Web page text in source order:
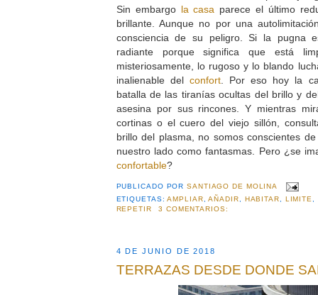
Sin embargo la casa parece el último
brillante. Aunque no por una
consciencia de su peligro. Si la pugna
radiante porque significa que está
misteriosamente, lo rugoso y lo blando
inalienable del confort. Por eso hoy la
batalla de las tiranías ocultas del brillo y
asesina por sus rincones. Y mientras
cortinas o el cuero del viejo sillón,
brillo del plasma, no somos conscientes
nuestro lado como fantasmas. Pero ¿se
confortable?
PUBLICADO PORSANTIAGO DE MOLINA
ETIQUETAS:AMPLIAR ,AÑADIR HABITAR LIMITE
REPETIR
3 COMENTARIOS:
4 DE JUNIO DE 2018
TERRAZAS DESDE DONDE